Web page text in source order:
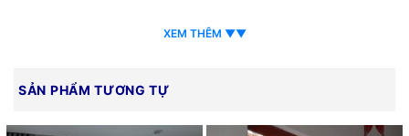
XEM THÊM ▼▼
SẢN PHẨM TƯƠNG TỰ